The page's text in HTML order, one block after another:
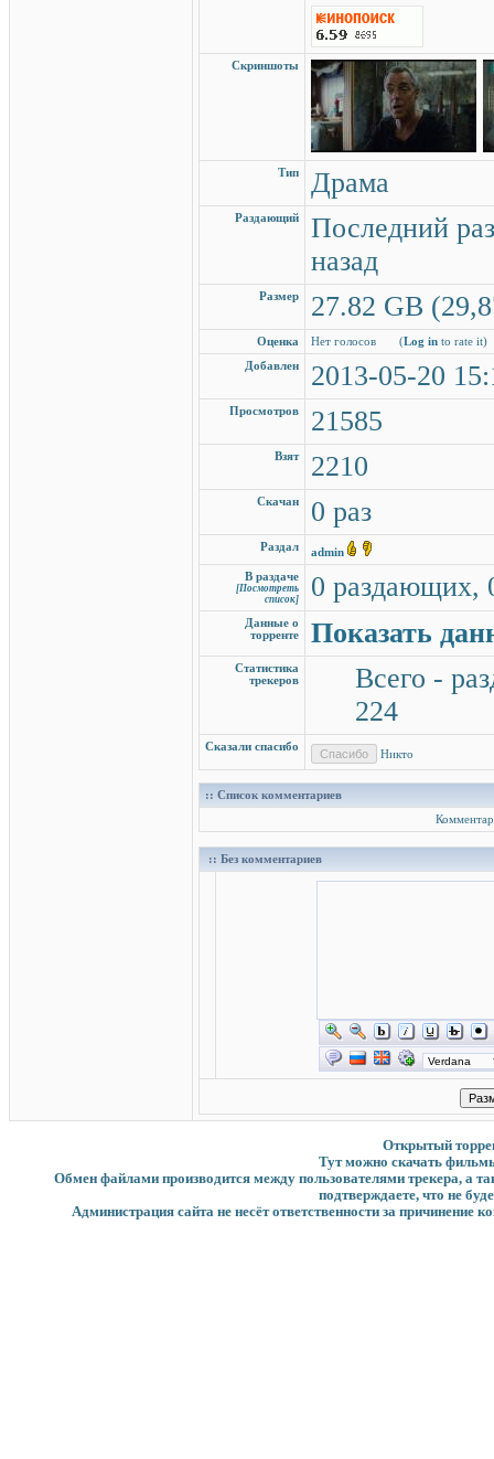
Скриншоты
Тип Драма
Раздающий
Последний
назад
Размер 27.82 GB
Оценка Нет голосов (Log in to rate it)
Добавлен
2013-05-20
Просмотров 21585
Взят 2210
Скачан 0 раз
Раздал
admin
В раздаче
[Посмотреть
список]
0 раздающих,
Данные о
торренте
Показать
Статистика
трекеров
Всего -
224
Сказали спасибо
Никто
:: Список комментариев
:: Без комментариев
Открытый
Тут можно скачать
Обмен файлами производится между пользователями трекера, а
подтверждаете, что не
Администрация сайта не несёт ответственности за причинение